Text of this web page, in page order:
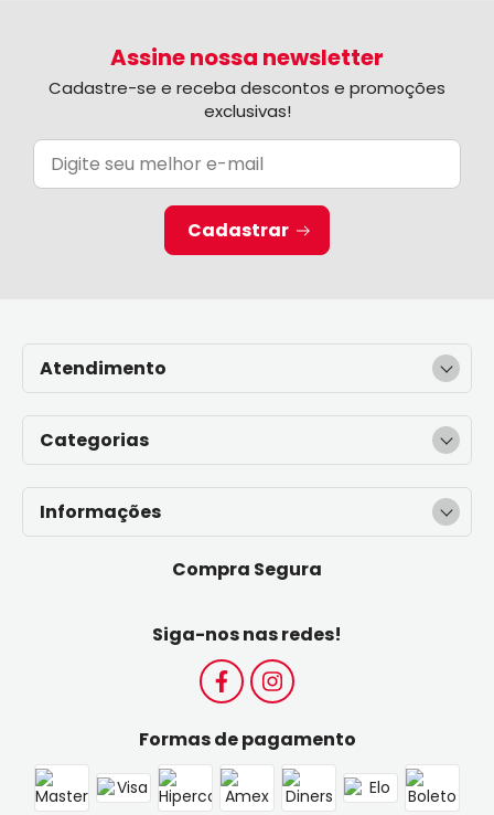
Assine nossa newsletter
Cadastre-se e receba descontos e promoções
exclusivas!
Cadastrar
Categorias
Informações
Compra Segura
Atendimento
Siga-nos nas redes!
Formas de pagamento